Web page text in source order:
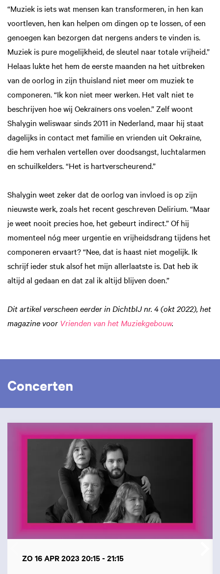
“Muziek is iets wat mensen kan transformeren, in hen kan
voortleven, hen kan helpen om dingen op te lossen, of een
genoegen kan bezorgen dat nergens anders te vinden is.
Muziek is pure mogelijkheid, de sleutel naar totale vrijheid.”
Helaas lukte het hem de eerste maanden na het uitbreken
van de oorlog in zijn thuisland niet meer om muziek te
componeren. “Ik kon niet meer werken. Het valt niet te
beschrijven hoe wij Oekraïners ons voelen.” Zelf woont
Shalygin weliswaar sinds 2011 in Nederland, maar hij staat
dagelijks in contact met familie en vrienden uit Oekraïne,
die hem verhalen vertellen over doodsangst, luchtalarmen
en schuilkelders. “Het is hartverscheurend.”
Shalygin weet zeker dat de oorlog van invloed is op zijn
nieuwste werk, zoals het recent geschreven Delirium. “Maar
je weet nooit precies hoe, het gebeurt indirect.” Of hij
momenteel nóg meer urgentie en vrijheidsdrang tijdens het
componeren ervaart? “Nee, dat is haast niet mogelijk. Ik
schrijf ieder stuk alsof het mijn allerlaatste is. Dat heb ik
altijd al gedaan en dat zal ik altijd blijven doen.”
Dit artikel verscheen eerder in DichtbIJ nr. 4 (okt 2022), het
magazine voor Vrienden van het Muziekgebouw.
Concerten
ZO 16 APR 2023 20:15 - 21:15